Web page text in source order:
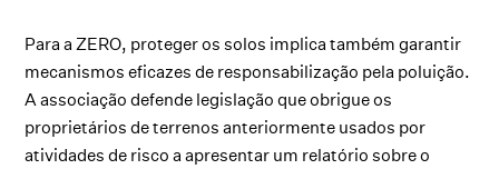
Para a ZERO, proteger os solos implica também garantir
mecanismos eficazes de responsabilização pela poluição.
A associação defende legislação que obrigue os
proprietários de terrenos anteriormente usados por
atividades de risco a apresentar um relatório sobre o